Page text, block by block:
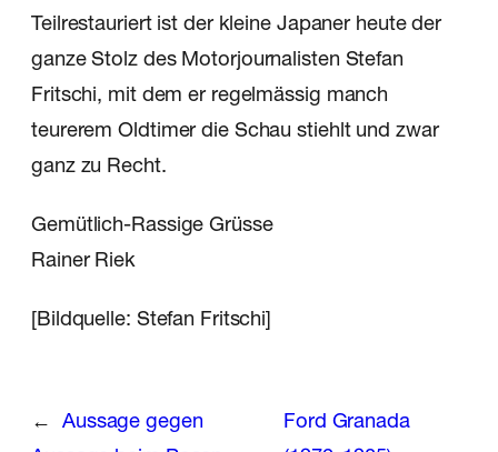
Teilrestauriert ist der kleine Japaner heute der
ganze Stolz des Motorjournalisten Stefan
Fritschi, mit dem er regelmässig manch
teurerem Oldtimer die Schau stiehlt und zwar
ganz zu Recht.
Gemütlich-Rassige Grüsse
Rainer Riek
[Bildquelle: Stefan Fritschi]
←
Aussage gegen
Ford Granada